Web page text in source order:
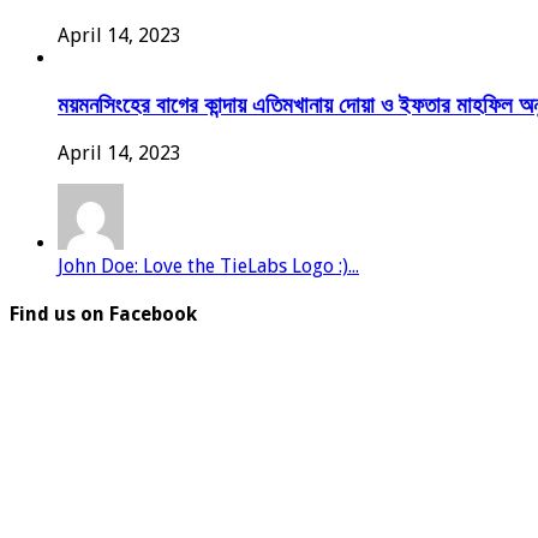
April 14, 2023
ময়মনসিংহের বাগের কান্দায় এতিমখানায় দোয়া ও ইফতার মাহফিল
April 14, 2023
John Doe: Love the TieLabs Logo :)...
Find us on Facebook